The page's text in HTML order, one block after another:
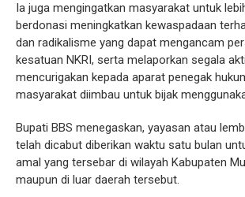
Ia juga mengingatkan masyarakat untuk
berdonasi meningkatkan kewaspadaan
dan radikalisme yang dapat mengancam
kesatuan NKRI, serta melaporkan segala
mencurigakan kepada aparat penegak
masyarakat diimbau untuk bijak
Bupati BBS menegaskan, yayasan atau
telah dicabut diberikan waktu satu bulan
amal yang tersebar di wilayah Kabupaten
maupun di luar daerah tersebut.